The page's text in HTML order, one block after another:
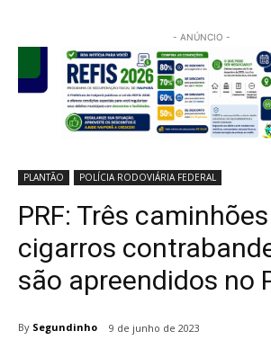
- ANÚNCIO -
PLANTÃO POLÍCIA RODOVIÁRIA FEDERAL
PRF: Três
cigarros
são apreendidos no
By Segundinho 9 de junho de 2023